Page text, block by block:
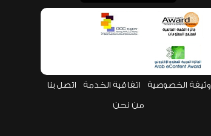
وثيقة الخصوصية اتفاقية الخدمة اتصل بنا
من نحن